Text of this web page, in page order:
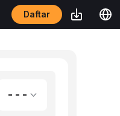
Daftar
---